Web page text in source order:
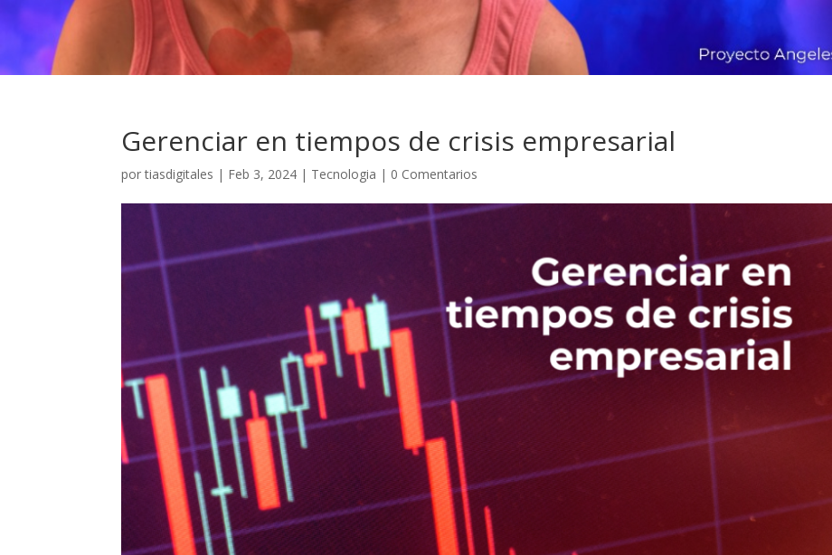
Gerenciar en tiempos de crisis empresarial
portiasdigitales | Feb 3, 2024 | Tecnologia | 0 Comentarios